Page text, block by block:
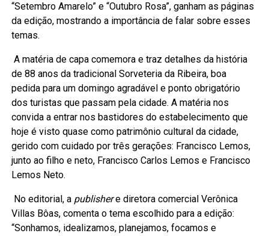
“Setembro Amarelo” e “Outubro Rosa”, ganham as páginas
da edição, mostrando a importância de falar sobre esses
temas.
A matéria de capa comemora e traz detalhes da história
de 88 anos da tradicional Sorveteria da Ribeira, boa
pedida para um domingo agradável e ponto obrigatório
dos turistas que passam pela cidade. A matéria nos
convida a entrar nos bastidores do estabelecimento que
hoje é visto quase como patrimônio cultural da cidade,
gerido com cuidado por três gerações: Francisco Lemos,
junto ao filho e neto, Francisco Carlos Lemos e Francisco
Lemos Neto.
No editorial, a publishere diretora comercial Verônica
Villas Bôas, comenta o tema escolhido para a edição:
“Sonhamos, idealizamos, planejamos, focamos e